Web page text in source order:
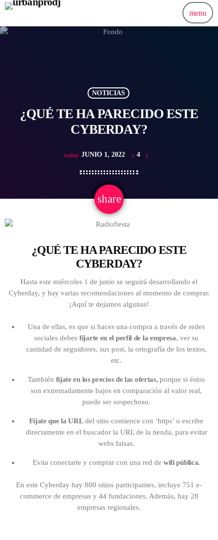
menu
NOTICIAS
¿QUÉ TE HA PARECIDO ESTE
CYBERDAY?
today JUNIO 1, 2022 4
share
email
¿QUÉ TE HA PARECIDO ESTE
CYBERDAY?
Hasta este miércoles 1 de junio se seguirá desarrollando el
Cyberday, y hay varias recomendaciones al momento de comprar.
¡Aquí te dejamos algunas!
Una de ellas, es que si haces una compra a través de redes
sociales debesfijarte en el perfil de la empresa, ver su
cantidad de seguidores, sus post, la ortografía de los textos,
etc.
También fíjate en los precios de las ofertas, porque si éstos
son extremadamente bajos en comparación al valor real,
puede ser sospechoso.
Fíjate que la URLdel sitio comience con ‘https’ o escribe
directamente en el buscador la URL de la tienda, para evitar
webs falsas.
Evita conectarte y comprar con una red de wifi pública.
En este Cyberday hay 800 sitios participantes, incluye 751 e-
commerce de empresas y 44 fundaciones, Además, hay 28
empresas regionales.